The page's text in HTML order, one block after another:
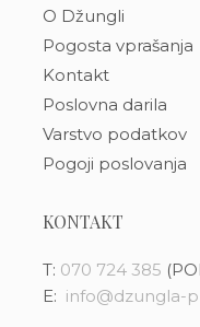
O Džungli
Pogosta vprašanja
Kontakt
Poslovna darila
Varstvo podatkov
Pogoji poslovanja
KONTAKT
T: 070 724 385
E: info@dzungla-